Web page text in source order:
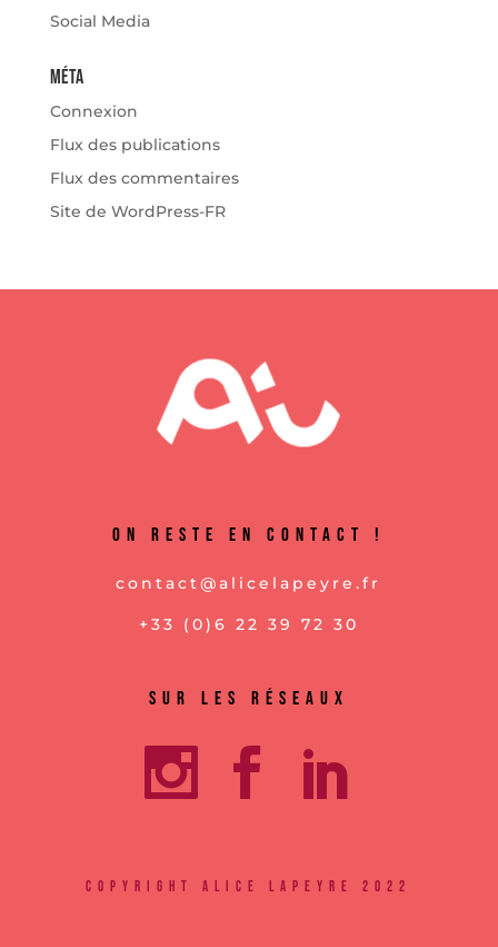
Social Media
Méta
Connexion
Flux des publications
Flux des commentaires
Site de WordPress-FR
On reste en contact !
contact@alicelapeyre.fr
+33 (0)6 22 39 72 30
Sur les réseaux
ci
ci
ci
copyright Alice Lapeyre 2022